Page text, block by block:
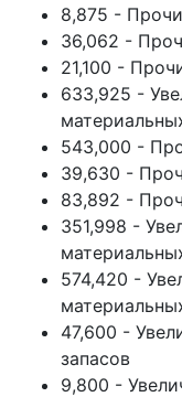
8,875 -
36,062 -
21,100 -
633,925 -
543,000 -
39,630 -
83,892 -
351,998 -
574,420 -
47,600 -
запасов
9,800 -